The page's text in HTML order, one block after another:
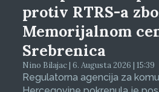
protiv RTRS-a
Memorijalnom
Srebrenica
Nino Bilajac | 6. Augusta 2026 | 15:39
Regulatorna agencija za